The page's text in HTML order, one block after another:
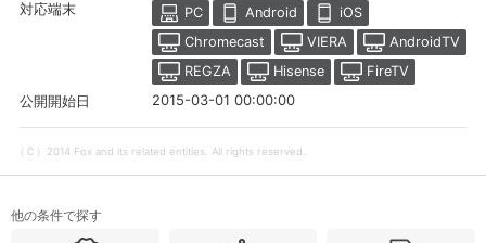
対応端末 PC Android
iOS
Chromecast
VIERA
AndroidTV
REGZA
Hisense
FireTV
公開開始日
2015-03-01 00:00:00
（Ｃ）2014 Fox and its related entities. All rights reserved.
他の条件で探す